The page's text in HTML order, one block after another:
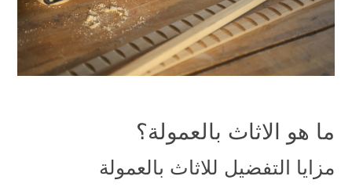
ما هو الاثاث بالعمولة؟
مزايا التفضيل للاثاث بالعمولة